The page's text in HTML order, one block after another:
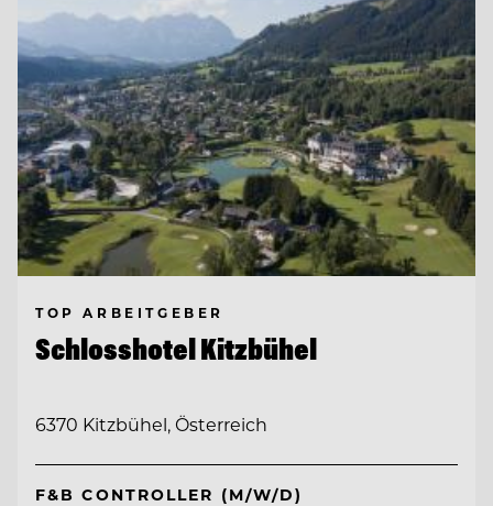
TOP ARBEITGEBER
Schlosshotel Kitzbühel
6370 Kitzbühel, Österreich
F&B CONTROLLER (M/W/D)